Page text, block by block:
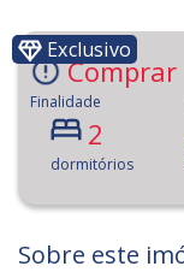
Exclusivo
Comprar
Finalidade
2
dormitórios
Sobre este